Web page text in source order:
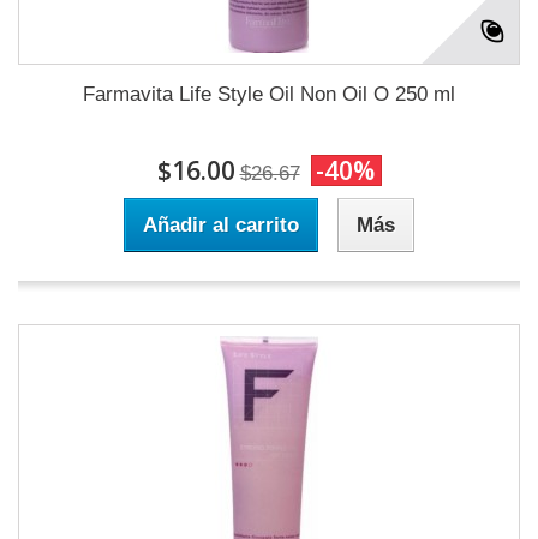
Farmavita Life Style Oil Non Oil O 250 ml
$16.00 $26.67 -40%
Añadir al carrito Más